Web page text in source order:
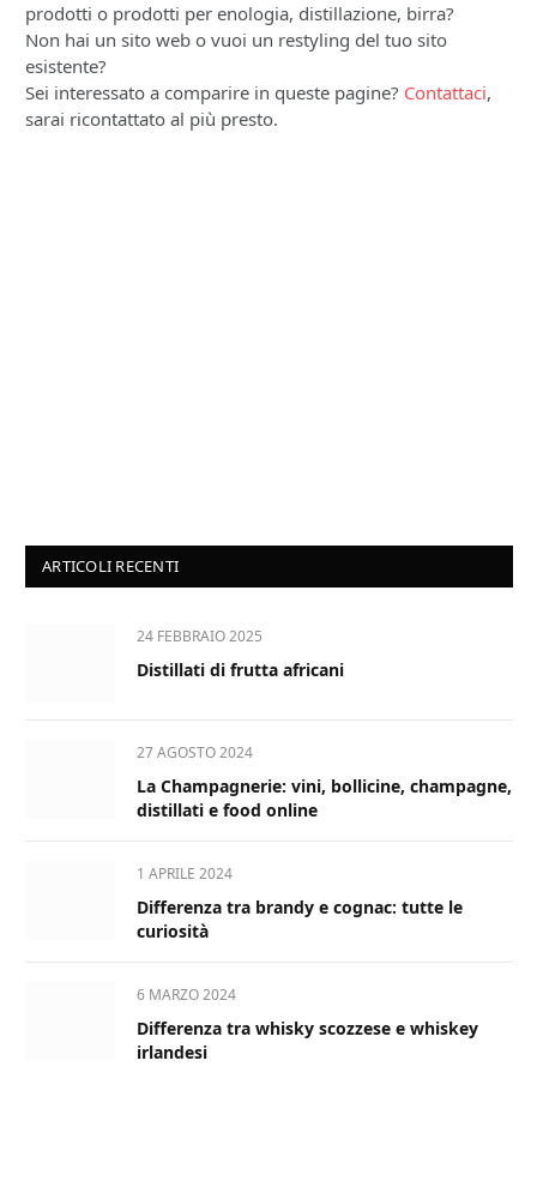
prodotti o prodotti per enologia, distillazione, birra?
Non hai un sito web o vuoi un restyling del tuo sito
esistente?
Sei interessato a comparire in queste pagine? Contattaci,
sarai ricontattato al più presto.
ARTICOLI RECENTI
24 FEBBRAIO 2025
Distillati di frutta africani
27 AGOSTO 2024
La Champagnerie: vini, bollicine, champagne,
distillati e food online
1 APRILE 2024
Differenza tra brandy e cognac: tutte le
curiosità
6 MARZO 2024
Differenza tra whisky scozzese e whiskey
irlandesi